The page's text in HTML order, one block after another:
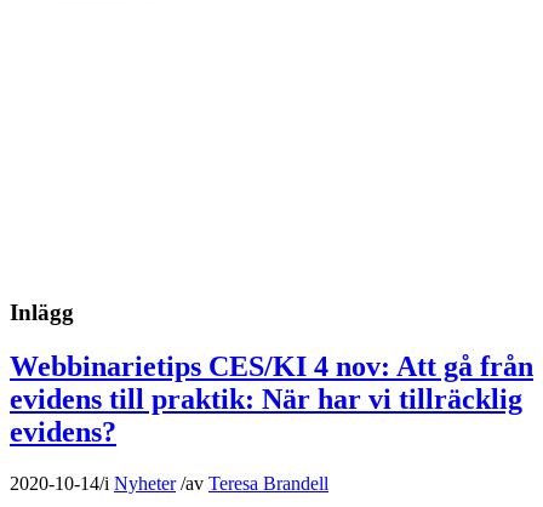
Inlägg
Webbinarietips CES/KI 4 nov: Att gå från
evidens till praktik: När har vi tillräcklig
evidens?
2020-10-14/i Nyheter /av Teresa Brandell